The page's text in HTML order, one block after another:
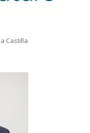
Castilla